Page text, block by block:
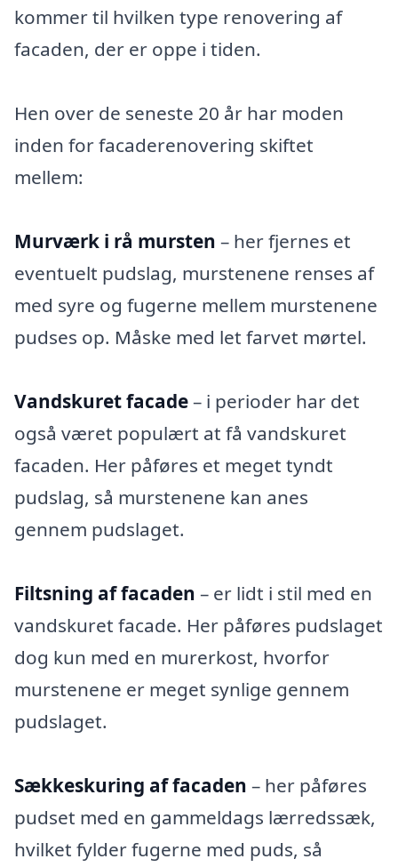
kommer til hvilken type renovering af
facaden, der er oppe i tiden.
Hen over de seneste 20 år har moden
inden for facaderenovering skiftet
mellem:
Murværk i rå mursten – her fjernes et
eventuelt pudslag, murstenene renses af
med syre og fugerne mellem murstenene
pudses op. Måske med let farvet mørtel.
Vandskuret facade– i perioder har det
også været populært at få vandskuret
facaden. Her påføres et meget tyndt
pudslag, så murstenene kan anes
gennem pudslaget.
Filtsning af facaden – er lidt i stil med en
vandskuret facade. Her påføres pudslaget
dog kun med en murerkost, hvorfor
murstenene er meget synlige gennem
pudslaget.
Sækkeskuring af facaden – her påføres
pudset med en gammeldags lærredssæk,
hvilket fylder fugerne med puds, så